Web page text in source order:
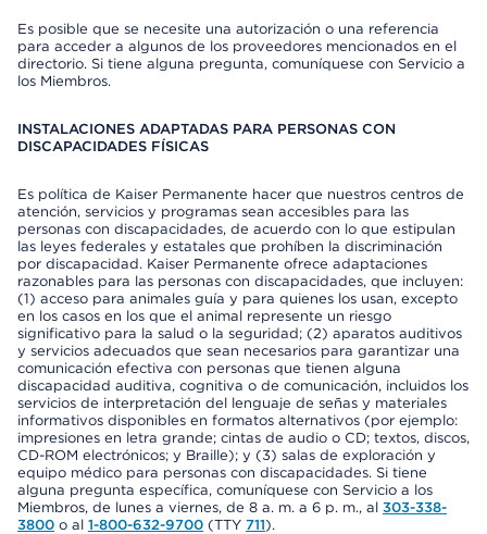
Es posible que se necesite una autorización o una referencia
para acceder a algunos de los proveedores mencionados en el
directorio. Si tiene alguna pregunta, comuníquese con Servicio a
los Miembros.
INSTALACIONES ADAPTADAS PARA PERSONAS CON
DISCAPACIDADES FÍSICAS
Es política de Kaiser Permanente hacer que nuestros centros de
atención, servicios y programas sean accesibles para las
personas con discapacidades, de acuerdo con lo que estipulan
las leyes federales y estatales que prohíben la discriminación
por discapacidad. Kaiser Permanente ofrece adaptaciones
razonables para las personas con discapacidades, que incluyen:
(1) acceso para animales guía y para quienes los usan, excepto
en los casos en los que el animal represente un riesgo
significativo para la salud o la seguridad; (2) aparatos auditivos
y servicios adecuados que sean necesarios para garantizar una
comunicación efectiva con personas que tienen alguna
discapacidad auditiva, cognitiva o de comunicación, incluidos los
servicios de interpretación del lenguaje de señas y materiales
informativos disponibles en formatos alternativos (por ejemplo:
impresiones en letra grande; cintas de audio o CD; textos, discos,
CD-ROM electrónicos; y Braille); y (3) salas de exploración y
equipo médico para personas con discapacidades. Si tiene
alguna pregunta específica, comuníquese con Servicio a los
Miembros, de lunes a viernes, de 8 a. m. a 6 p. m., al 303-338-
3800 o al 1-800-632-9700 (TTY 711).